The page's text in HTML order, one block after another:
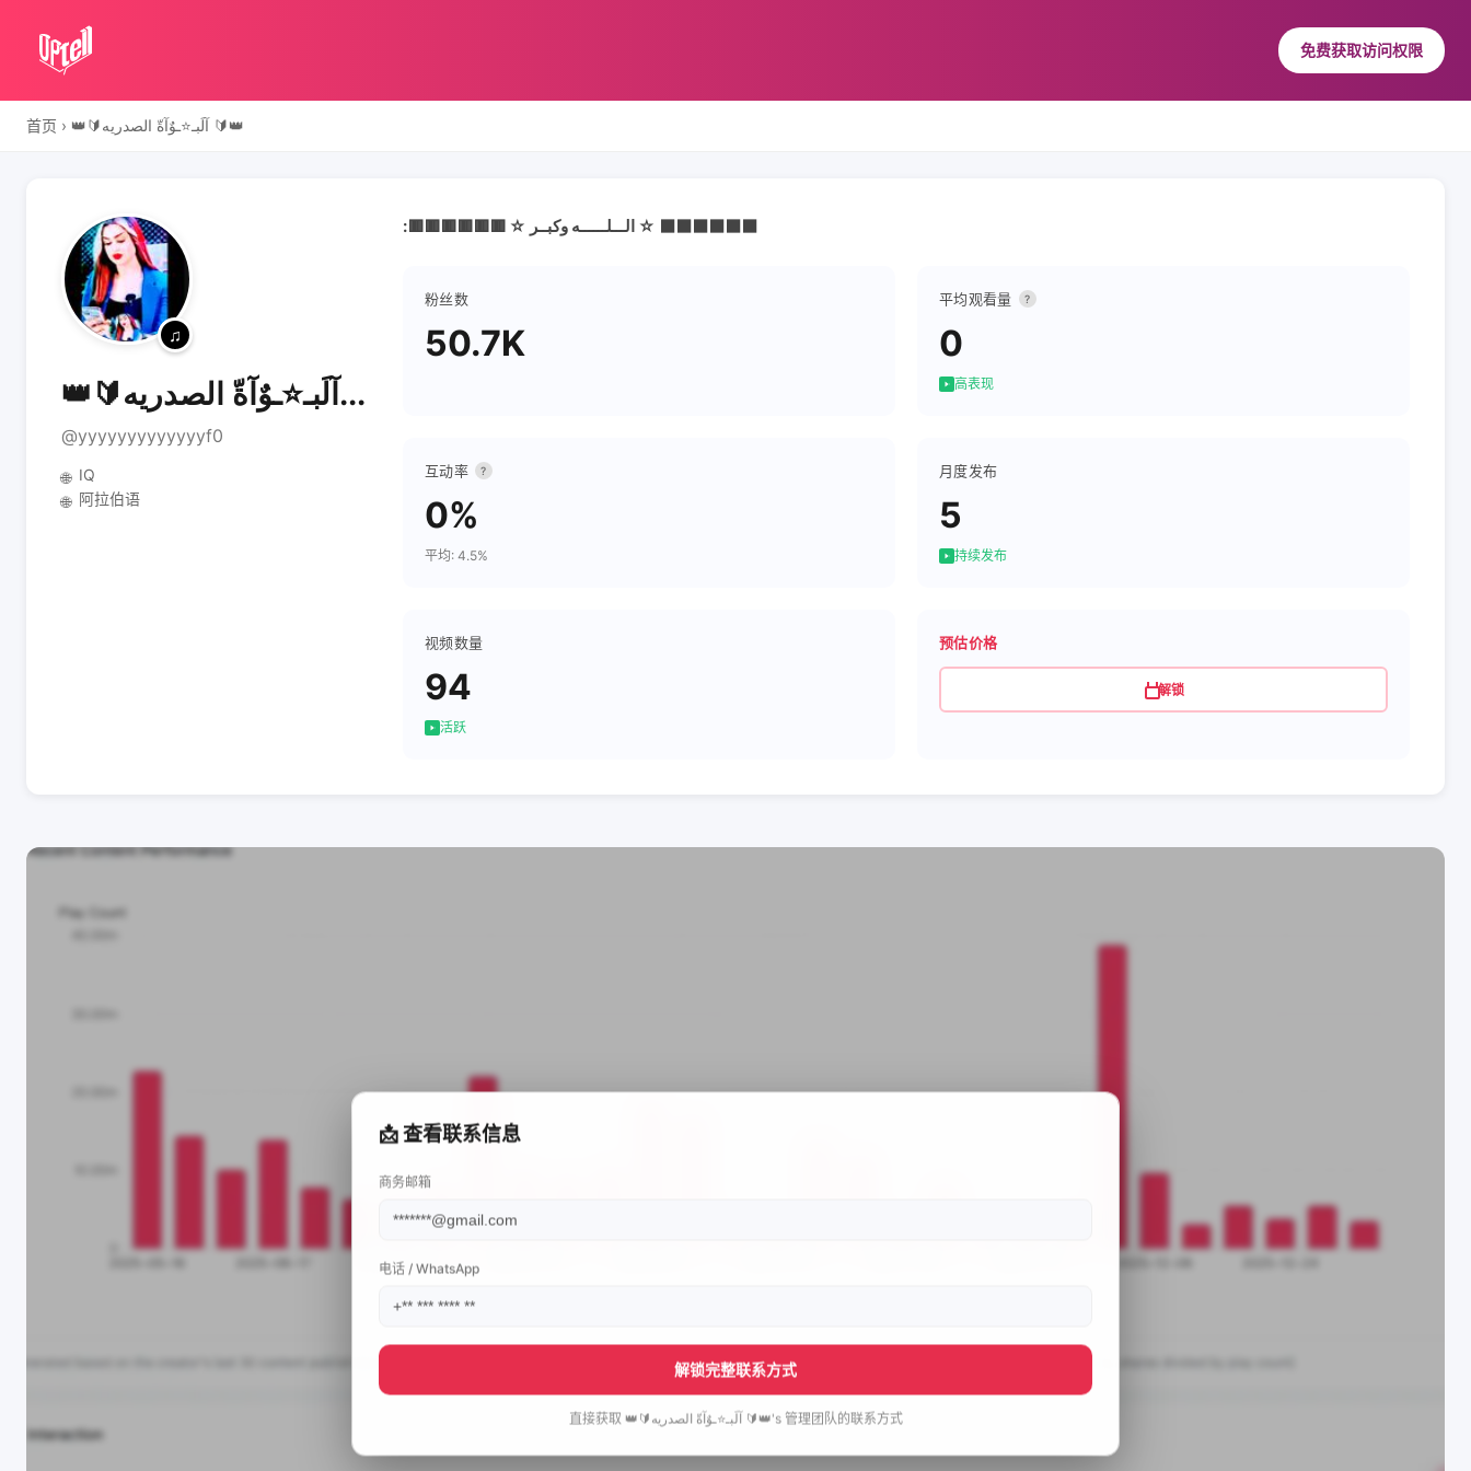
免费获取访问权限
首页 › 👑🔰آلَبـ⭐️ـوٌآةّ الصدريه 🔰👑
👑🔰آلَبـ⭐️ـوٌآةّ الصدريه...
@yyyyyyyyyyyyyf0
🌐 IQ
🌐 阿拉伯语
:🟥🟥🟥🟥🟥🟥 ☆ الـــلــــــه وكبــر ☆ ⬛️⬛️⬛️⬛️⬛️⬛️
粉丝数
50.7K
平均观看量 ?
0
高表现
互动率 ?
0%
平均: 4.5%
月度发布
5
持续发布
视频数量
94
活跃
预估价格
解锁
📩 查看联系信息
商务邮箱
电话 / WhatsApp
解锁完整联系方式
直接获取 👑🔰آلَبـ⭐️ـوٌآةّ الصدريه 🔰👑's 管理团队的联系方式